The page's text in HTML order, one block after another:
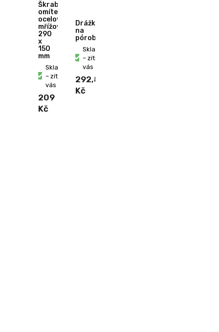
Škrabák
omítek
ocelový
mřížový
290
x
150
mm
Skladem
– zítra u
vás
209
Kč
Drážkovač
na
pórobeton
Skladem
– zítra u
vás
292,80
Kč